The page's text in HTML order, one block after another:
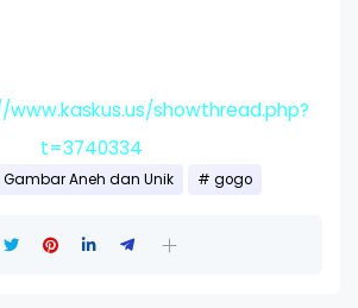
showthread.php?
t=3740334
Gambar Aneh dan Unik gogo